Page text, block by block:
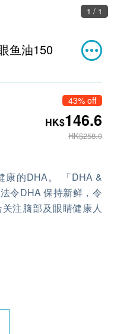
1 / 1
鱼油150
43% off
HK$146.6
HK$258.0
康的DHA。 「DHA &
令DHA 保持新鲜，令
注脑部及眼睛健康人